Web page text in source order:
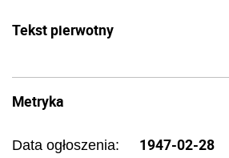
Tekst pierwotny
Metryka
Data ogłoszenia: 1947-02-28